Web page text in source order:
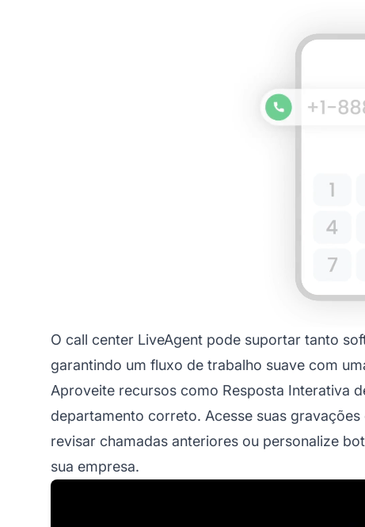
O call center LiveAgent pode suportar tanto
garantindo um fluxo de trabalho suave com
Aproveite recursos como Resposta Interativa
departamento correto. Acesse suas
revisar chamadas anteriores ou personalize
sua empresa.